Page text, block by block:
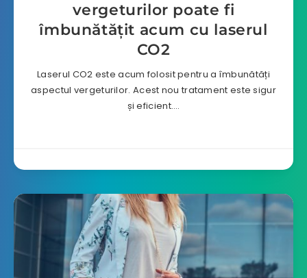
vergeturilor poate fi
îmbunătățit acum cu laserul
CO2
Laserul CO2 este acum folosit pentru a îmbunătăți
aspectul vergeturilor. Acest nou tratament este sigur
și eficient….